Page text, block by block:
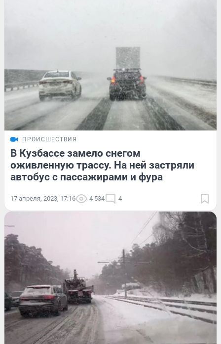
ПРОИСШЕСТВИЯ
В Кузбассе замело снегом
оживленную трассу. На ней застряли
автобус с пассажирами и фура
17 апреля, 2023, 17:16 4 534 4